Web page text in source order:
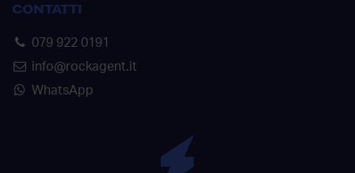
CONTATTI
079 922 0191
info@rockagent.it
WhatsApp